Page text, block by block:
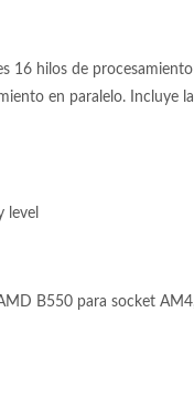
16 hilos de
en paralelo. Incluye
level
B550 para socket